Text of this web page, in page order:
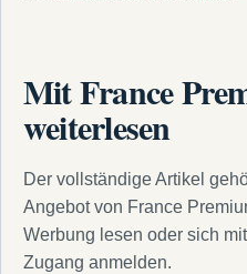
Mit France
weiterlesen
Der vollständige Artikel
Angebot von France
Werbung lesen oder sich
Zugang anmelden.